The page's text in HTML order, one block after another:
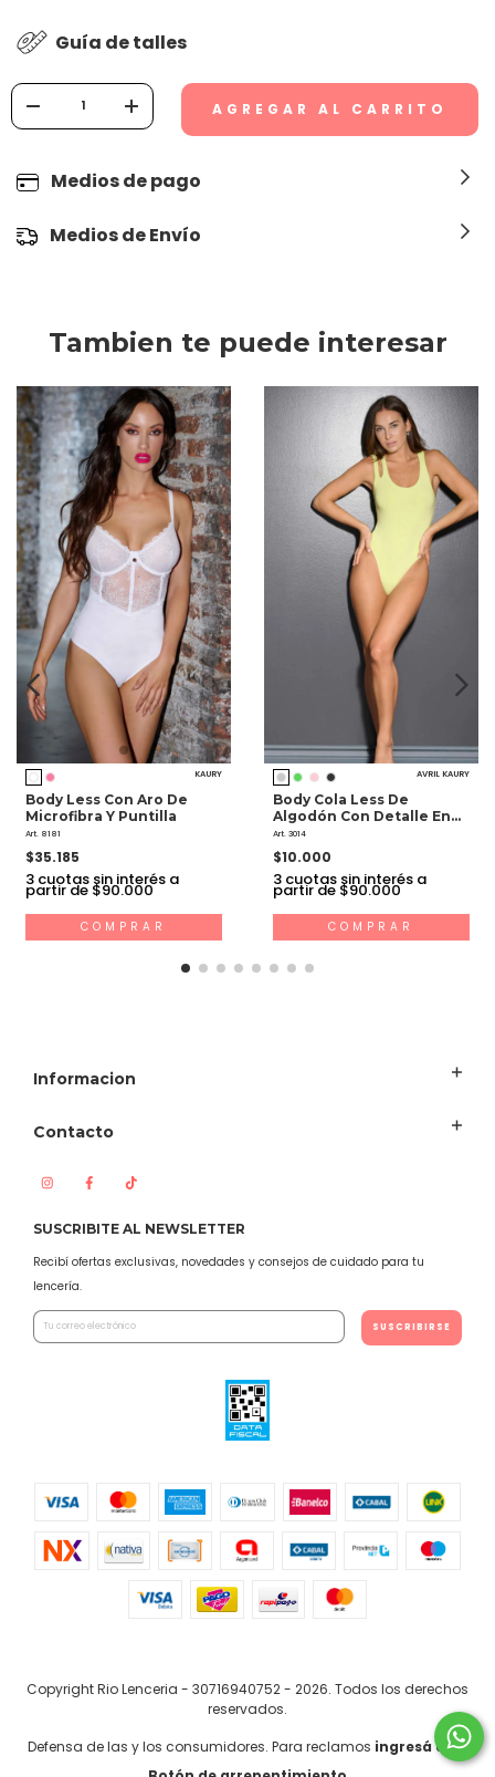
Guía de talles
Medios de pago
Medios de Envío
Tambien te puede interesar
KAURY
Body Less Con Aro De
Microfibra Y Puntilla
Art. 8181
$35.185
3cuotas sin interés a
partir de $90.000
COMPRAR
AVRIL KAURY
Body Cola Less De
Algodón Con Detalle En
Bretel.
Art. 3014
$10.000
3cuotas sin interés a
partir de $90.000
COMPRAR
Informacion
Contacto
SUSCRIBITE AL NEWSLETTER
Recibí ofertas exclusivas, novedades y consejos de cuidado para tu
lencería.
Copyright Rio Lenceria - 30716940752 - 2026. Todos los derechos
reservados.
Defensa de las y los consumidores. Para reclamos ingresá acá.